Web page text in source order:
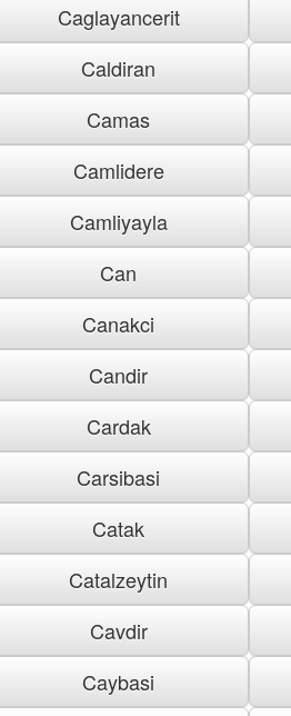
Caglayancerit
Caldiran
Camas
Camlidere
Camliyayla
Can
Canakci
Candir
Cardak
Carsibasi
Catak
Catalzeytin
Cavdir
Caybasi